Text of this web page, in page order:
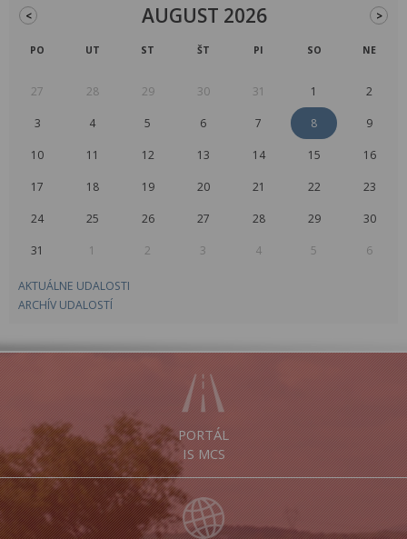
< AUGUST 2026 >
PO UT ST ŠT PI SO NE
27 28 29 30 31 1 2
3 4 5 6 7 8 9
10 11 12 13 14 15 16
17 18 19 20 21 22 23
24 25 26 27 28 29 30
31 1 2 3 4 5 6
AKTUÁLNE UDALOSTI
ARCHÍV UDALOSTÍ
PORTÁL
IS MCS